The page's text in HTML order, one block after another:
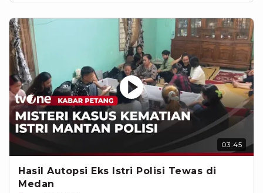
03:45
Hasil Autopsi Eks Istri Polisi Tewas di
Medan